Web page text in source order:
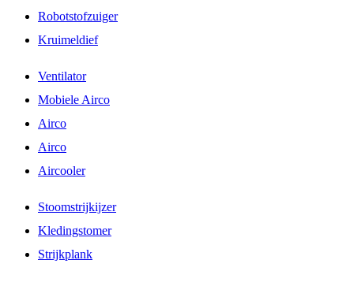
Robotstofzuiger
Kruimeldief
Ventilator
Mobiele Airco
Airco
Airco
Aircooler
Stoomstrijkijzer
Kledingstomer
Strijkplank